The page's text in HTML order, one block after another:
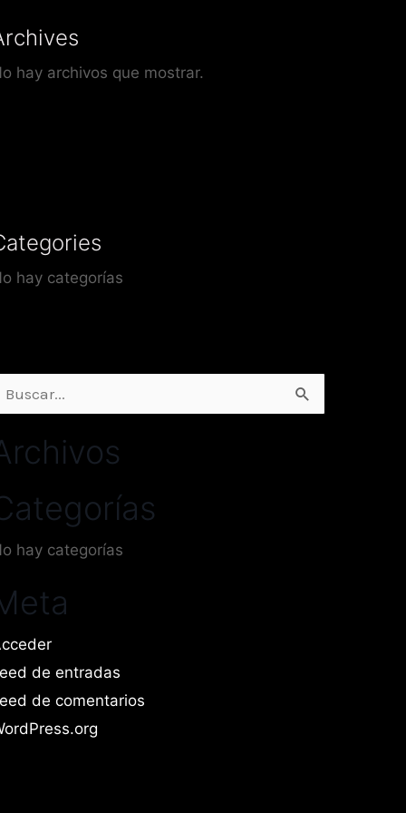
hay archivos que mostrar.
hay categorías
Buscar
hay categorías
de entradas
de comentarios